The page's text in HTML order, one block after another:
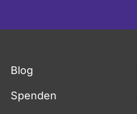
Blog
Spenden